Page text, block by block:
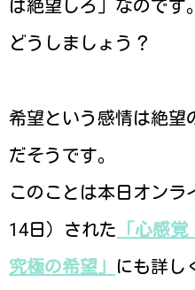
ば絶望しろ」なのです。
どうしましょう？
希望という感情は絶望
だそうです。
このことは本日オンラ
14日）された 「心感
究極の希望」 にも詳し